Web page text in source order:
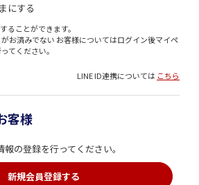
にする
ることができます。
お済みでない お客様についてはログイン後マイペ
てください。
LINE ID連携については こちら
客様
の登録を行ってください。
新規会員登録する